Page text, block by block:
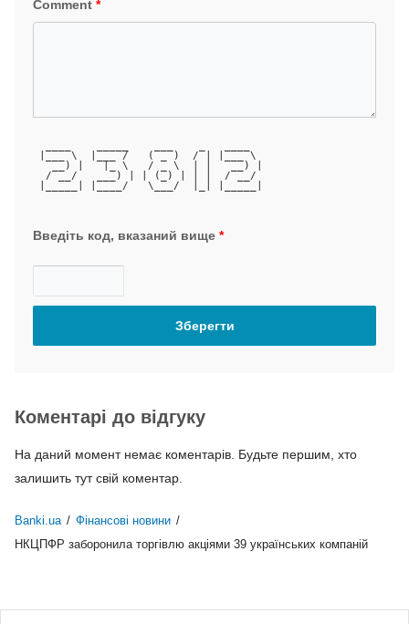
Comment *
|___ \  |___ /   ( _ )  / | |___ \
   __) |   |_ \   / _ \  | |   __) |
  / __/   ___) | | (_) | | |  / __/
|_____| |____/   \___/  |_| |_____|
Введіть код, вказаний вище *
Коментарі до відгуку
На даний момент немає коментарів. Будьте першим, хто
залишить тут свій коментар.
Banki.ua / Фінансові новини /
НКЦПФР заборонила торгівлю акціями 39 українських компаній